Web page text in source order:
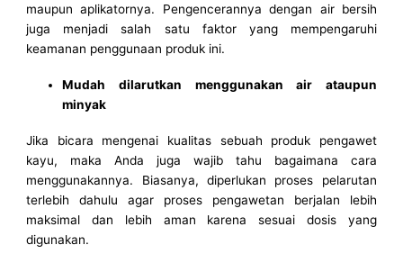
maupun aplikatornya. Pengencerannya dengan air bersih
juga menjadi salah satu faktor yang mempengaruhi
keamanan penggunaan produk ini.
Mudah dilarutkan menggunakan air ataupun
minyak
Jika bicara mengenai kualitas sebuah produk pengawet
kayu, maka Anda juga wajib tahu bagaimana cara
menggunakannya. Biasanya, diperlukan proses pelarutan
terlebih dahulu agar proses pengawetan berjalan lebih
maksimal dan lebih aman karena sesuai dosis yang
digunakan.